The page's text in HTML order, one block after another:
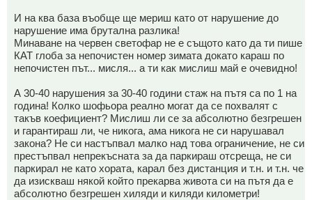
И на ква база въобще ще мериш като от нарушение до
нарушение има брутална разлика!
Минаване на червен светофар не е същото като да ти пише
КАТ глоба за непочистен номер зимата докато караш по
непочистен път... мисля... а ти как мислиш май е очевидно!
А 30-40 нарушения за 30-40 години стаж на пътя са по 1 на
година! Колко шофьора реално могат да се похвалят с
такъв коефициент? Мислиш ли се за абсолютно безгрешен
и гарантираш ли, че никога, ама никога не си нарушавал
закона? Не си настъпвал малко над това ограничение, не си
престъпвал непрекъсната за да паркираш отсреща, не си
паркирал не като хората, карал без дистанция и т.н. и т.н. че
да изискваш някой който прекарва живота си на пътя да е
абсолютно безгрешен хиляди и киляди километри!